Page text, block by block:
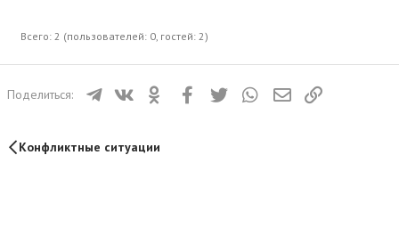
Всего: 2 (пользователей: 0, гостей: 2)
Поделиться: ТелеграмВКонтактеОдноклассники
FacebookTwitter WhatsAppЭлектронная почта
Конфликтные ситуации